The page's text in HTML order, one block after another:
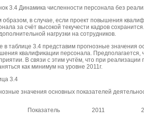
3.4 Динамика численности персонала без
образом, в случае, если проект повышения
за счёт высокой текучести кадров
нагрузки на сотрудников.
в таблице 3.4 представим прогнозные значения
квалификации персонала. Предполагается,
В связи с этим учтём, что при реализации
как минимум на уровне 2011г.
3.4
значения основных показателей
Показатель 2011